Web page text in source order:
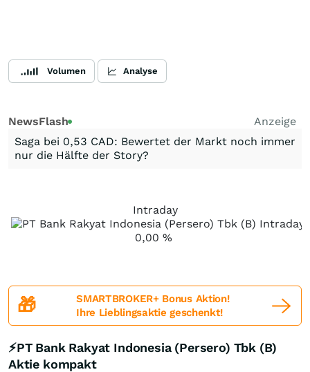
Volumen Analyse
NewsFlash
Anzeige
Saga bei 0,53 CAD: Bewertet der Markt noch immer
nur die Hälfte der Story?
Intraday
0,00 %
🎁
SMARTBROKER+ Bonus Aktion!
Ihre Lieblingsaktie geschenkt!
⚡PT Bank Rakyat Indonesia (Persero) Tbk (B)
Aktie kompakt